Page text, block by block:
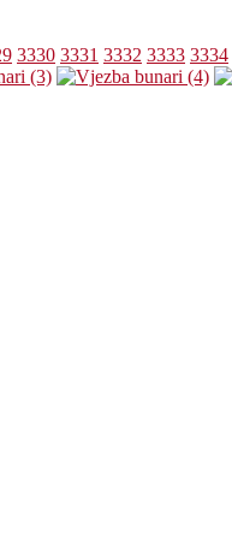
3330 3331 3332 3333 3334